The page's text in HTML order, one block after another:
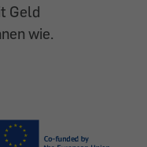
Geld
wie.